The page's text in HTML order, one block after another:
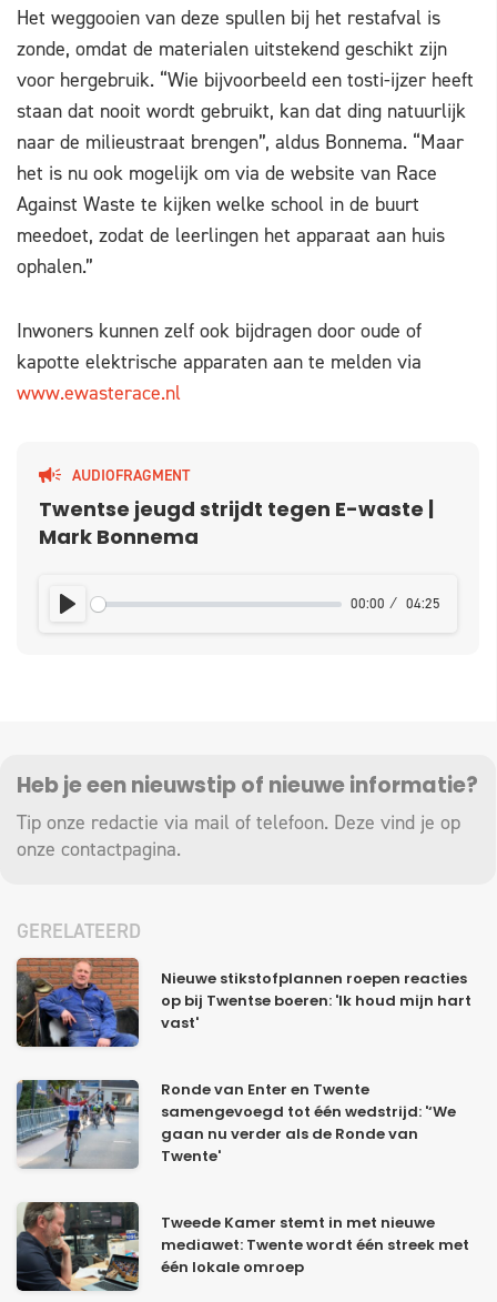
Het weggooien van deze spullen bij het restafval is
zonde, omdat de materialen uitstekend geschikt zijn
voor hergebruik. “Wie bijvoorbeeld een tosti-ijzer heeft
staan dat nooit wordt gebruikt, kan dat ding natuurlijk
naar de milieustraat brengen”, aldus Bonnema. “Maar
het is nu ook mogelijk om via de website van Race
Against Waste te kijken welke school in de buurt
meedoet, zodat de leerlingen het apparaat aan huis
ophalen.”
Inwoners kunnen zelf ook bijdragen door oude of
kapotte elektrische apparaten aan te melden via
www.ewasterace.nl
AUDIOFRAGMENT
Twentse jeugd strijdt tegen E-waste |
Mark Bonnema
PLAY 00:00 04:25
Heb je een nieuwstip of nieuwe informatie?
Tip onze redactie via mail of telefoon. Deze vind je op
onze contactpagina.
GERELATEERD
Nieuwe stikstofplannen roepen reacties
op bij Twentse boeren: 'Ik houd mijn hart
vast'
Ronde van Enter en Twente
samengevoegd tot één wedstrijd: '‘We
gaan nu verder als de Ronde van
Twente'
Tweede Kamer stemt in met nieuwe
mediawet: Twente wordt één streek met
één lokale omroep